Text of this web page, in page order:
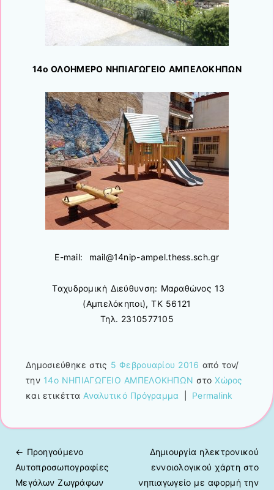
14ο ΟΛΟΗΜΕΡΟ ΝΗΠΙΑΓΩΓΕΙΟ ΑΜΠΕΛΟΚΗΠΩΝ
E-mail: mail@14nip-ampel.thess.sch.gr
Ταχυδρομική Διεύθυνση: Μαραθώνος 13
(Αμπελόκηποι), ΤΚ 56121
Τηλ. 2310577105
Δημοσιεύθηκε στις 5 Φεβρουαρίου 2016 από τον/
την 14ο ΝΗΠΙΑΓΩΓΕΙΟ ΑΜΠΕΛΟΚΗΠΩΝ στοΧώρος
και ετικέττα Αναλυτικό Πρόγραμμα Permalink
Πλοήγηση άρθρων
← Προηγούμενo
Αυτοπροσωπογραφίες
Μεγάλων Ζωγράφων
Δημιουργία ηλεκτρονικού
εννοιολογικού χάρτη στο
νηπιαγωγείο με αφορμή την